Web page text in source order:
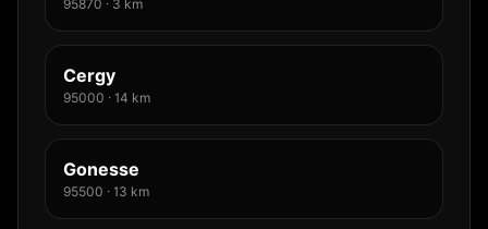
95870 · 3 km
Cergy
95000 · 14 km
Gonesse
95500 · 13 km